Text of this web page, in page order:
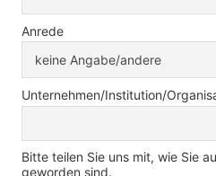
Anrede
Unternehmen/Institution/
Bitte teilen Sie uns mit, wie Sie
geworden sind.